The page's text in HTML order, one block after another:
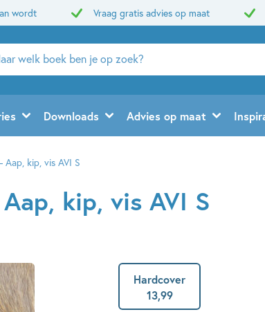
wordt Vraag gratis advies op maat
Downloads Advies op maat
Aap, kip, vis AVI S
kip, vis AVI S
Hardcover
13,99